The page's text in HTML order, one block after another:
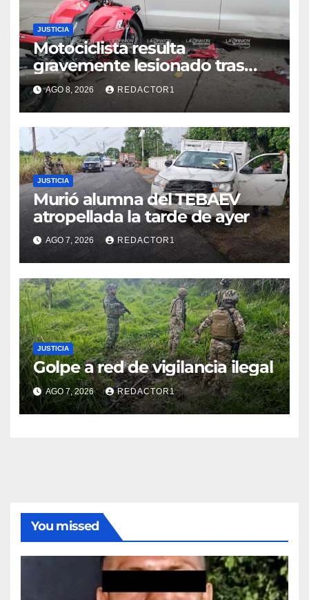
JUSTICIA
Motociclista resulta
gravemente lesionado tras
choque en la colonia Ricardo
Flores Magón
AGO 8, 2026 REDACTOR1
JUSTICIA
Murió alumna del TEBAEV
atropellada la tarde de ayer
AGO 7, 2026 REDACTOR1
JUSTICIA
Golpe a red de vigilancia ilegal
AGO 7, 2026 REDACTOR1
You missed